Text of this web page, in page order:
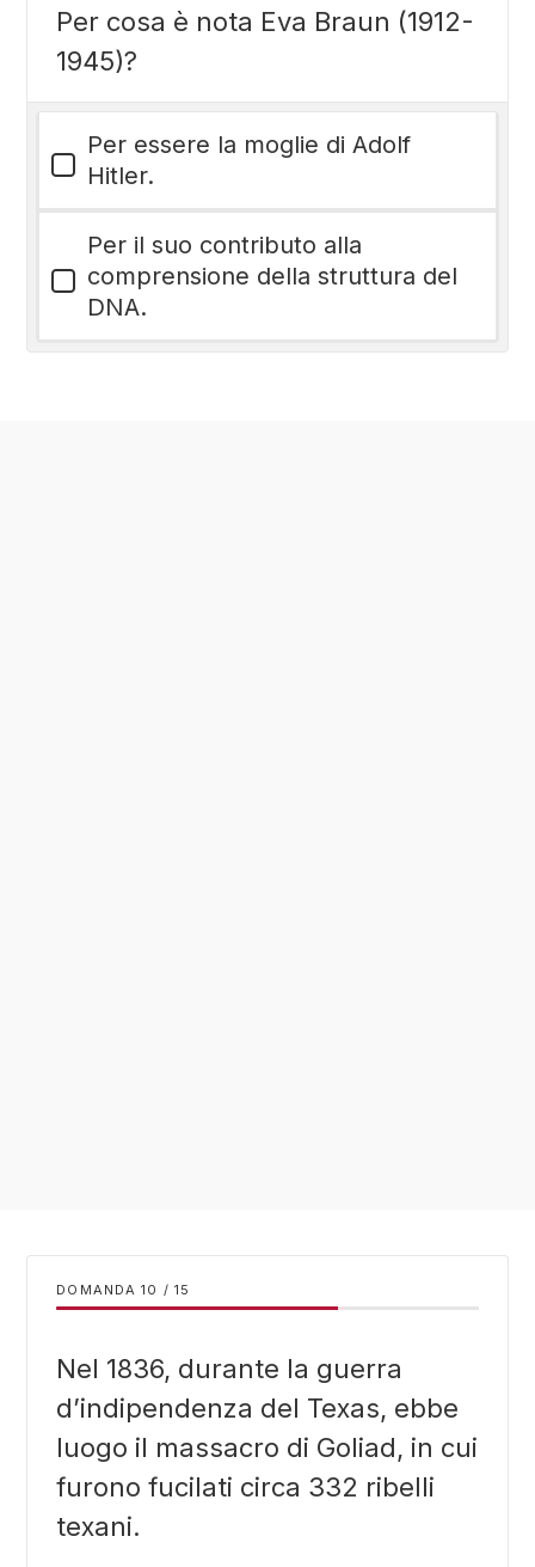
Per cosa è nota Eva Braun (1912-
1945)?
Per essere la moglie di Adolf
Hitler.
Per il suo contributo alla
comprensione della struttura del
DNA.
DOMANDA / 15
Nel 1836, durante la guerra
d’indipendenza del Texas, ebbe
luogo il massacro di Goliad, in cui
furono fucilati circa 332 ribelli
texani.